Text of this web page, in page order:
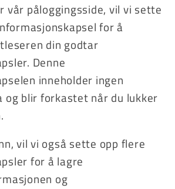
vår påloggingsside, vil vi sette
for å
din godtar
Denne
inneholder ingen
og blir forkastet når du lukker
vil vi også sette opp flere
for å lagre
og